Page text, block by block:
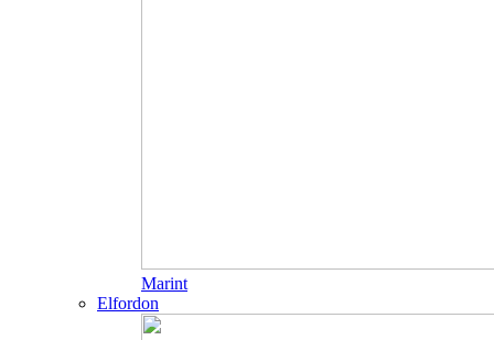
Marint
Elfordon